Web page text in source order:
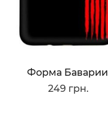
Форма Баварии
249 грн.